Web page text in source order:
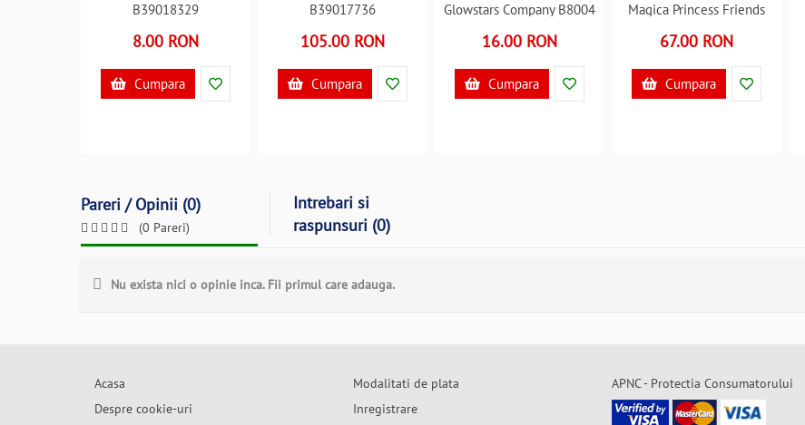
B39018329
8.00 RON
Cumpara
B39017736
105.00 RON
Cumpara
Glowstars Company B8004
16.00 RON
Cumpara
Magica Princess Friends
B39017864
67.00 RON
Cumpara
Pareri / Opinii (0)
(0 Pareri)
Intrebari si
raspunsuri (0)
Nu exista nici o opinie inca. Fii primul care adauga.
Acasa
Despre cookie-uri
Modalitati de plata
Inregistrare
APNC - Protectia Consumatorului